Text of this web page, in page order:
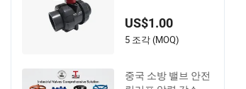
US$1.00
5 조각 (MOQ)
중국 소방 밸브 안전